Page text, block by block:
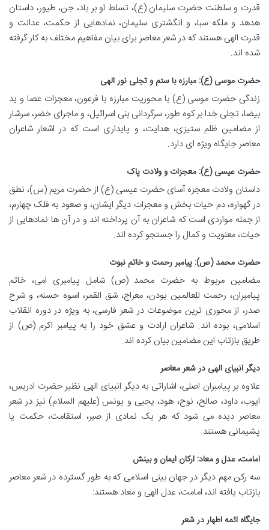
قدرت و سلطنت حضرت سلیمان (ع)، تسلط او بر باد، جن، طیور، داستان
هدهد و ملکه سبا، و انگشتری سلیمان، نمادهایی از حکمت، عدالت و
قدرت الهی هستند که در شعر معاصر برای بیان مفاهیم مختلف به کار گرفته
شده اند.
حضرت موسی (ع): مبارزه با ستم و تجلی نور الهی
زندگی حضرت موسی (ع) با محوریت مبارزه با فرعون، معجزات عصا و ید
بیضا، تجلی خدا بر کوه طور، سرگردانی بنی اسرائیل، و ماجرای خضر، سرشار
از مضامین ظلم ستیزی، هدایت، و پایداری است که در اشعار شاعران
معاصر جایگاه ویژه ای دارد.
حضرت عیسی (ع): معجزات و ولادت پاک
داستان ولادت معجزه آسای حضرت عیسی (ع) از حضرت مریم (س)، نطق
در گهواره، دم حیات بخش و معجزات دیگر ایشان، و صعود به فلک چهارم،
از جمله مواردی است که شاعران به آن پرداخته اند و در آن ها نمادهایی از
حیات، معنویت و کمال را جستجو کرده اند.
حضرت محمد (ص): پیامبر رحمت و خاتم نبوت
مضامین مربوط به حضرت محمد (ص) شامل پیامبری امی، خاتم
پیامبران، رحمت للعالمین بودن، معراج، شق القمر، اسوه حسنه، و شرح
صدر، از محوری ترین موضوعات در شعر فارسی، به ویژه در دوره انقلاب
اسلامی، بوده اند. شاعران ارادت و عشق خود را به پیامبر اکرم (ص) از
طریق بازتاب این مضامین بیان کرده اند.
دیگر انبیای الهی در شعر معاصر
علاوه بر پیامبران اصلی، اشاراتی به دیگر انبیای الهی نظیر حضرت ادریس،
ایوب، داود، صالح، نوح، هود، یحیی و یونس (علیهم السلام) نیز در شعر
معاصر دیده می شود که هر یک نمادی از صبر، استقامت، حکمت یا
پشیمانی هستند.
امامت، عدل و معاد: ارکان ایمان و بینش
سه رکن مهم دیگر در جهان بینی اسلامی که به طور گسترده در شعر معاصر
بازتاب یافته اند، امامت، عدل الهی و معاد هستند:
جایگاه ائمه اطهار در شعر